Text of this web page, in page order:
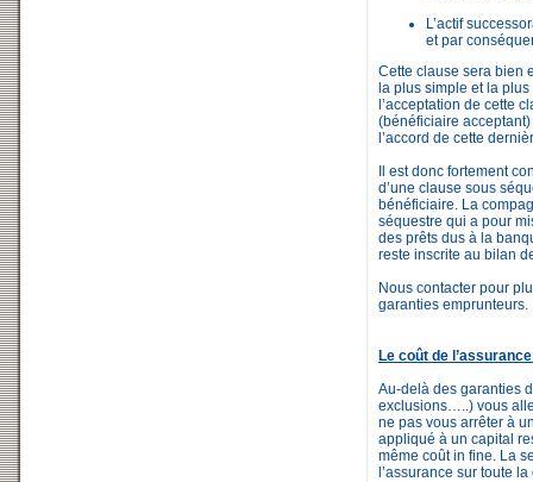
L’actif
et par
Cette clause sera bien
la plus simple et la
l’acceptation de cette
(bénéficiaire
l’accord de cette
Il est donc fortement
d’une clause sous
bénéficiaire. La
séquestre qui a pour
des prêts dus à la
reste inscrite au bilan
Nous contacter pour
garanties emprunteurs.
Le coût de
Au-delà des garanties
exclusions…..) vous
ne pas vous arrêter à
appliqué à un capital
même coût in fine. La
l’assurance sur toute